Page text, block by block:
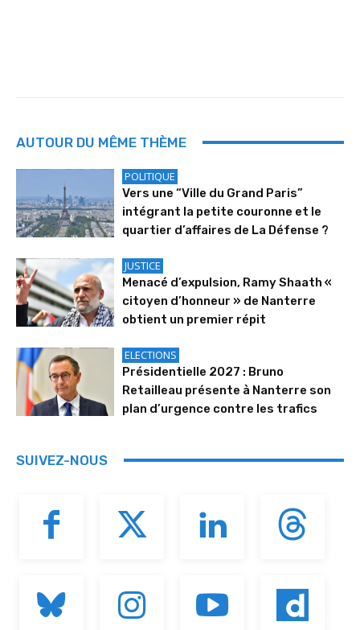
AUTOUR DU MÊME THÈME
POLITIQUE
Vers une “Ville du Grand Paris”
intégrant la petite couronne et le
quartier d’affaires de La Défense ?
JUSTICE
Menacé d’expulsion, Ramy Shaath «
citoyen d’honneur » de Nanterre
obtient un premier répit
ELECTIONS
Présidentielle 2027 : Bruno
Retailleau présente à Nanterre son
plan d’urgence contre les trafics
SUIVEZ-NOUS